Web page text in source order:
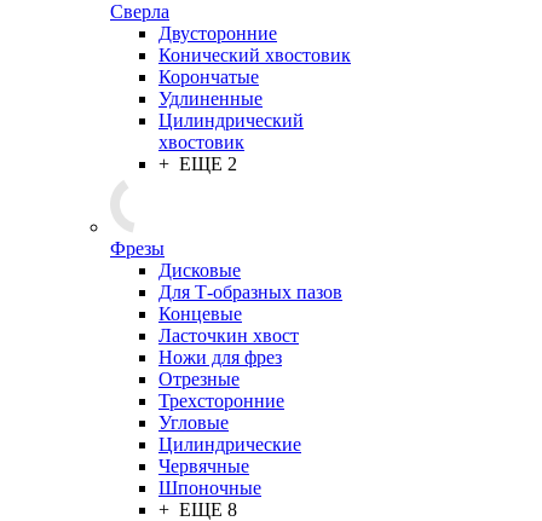
Сверла
Двусторонние
Конический хвостовик
Корончатые
Удлиненные
Цилиндрический
хвостовик
+ ЕЩЕ 2
Фрезы
Дисковые
Для Т-образных пазов
Концевые
Ласточкин хвост
Ножи для фрез
Отрезные
Трехсторонние
Угловые
Цилиндрические
Червячные
Шпоночные
+ ЕЩЕ 8